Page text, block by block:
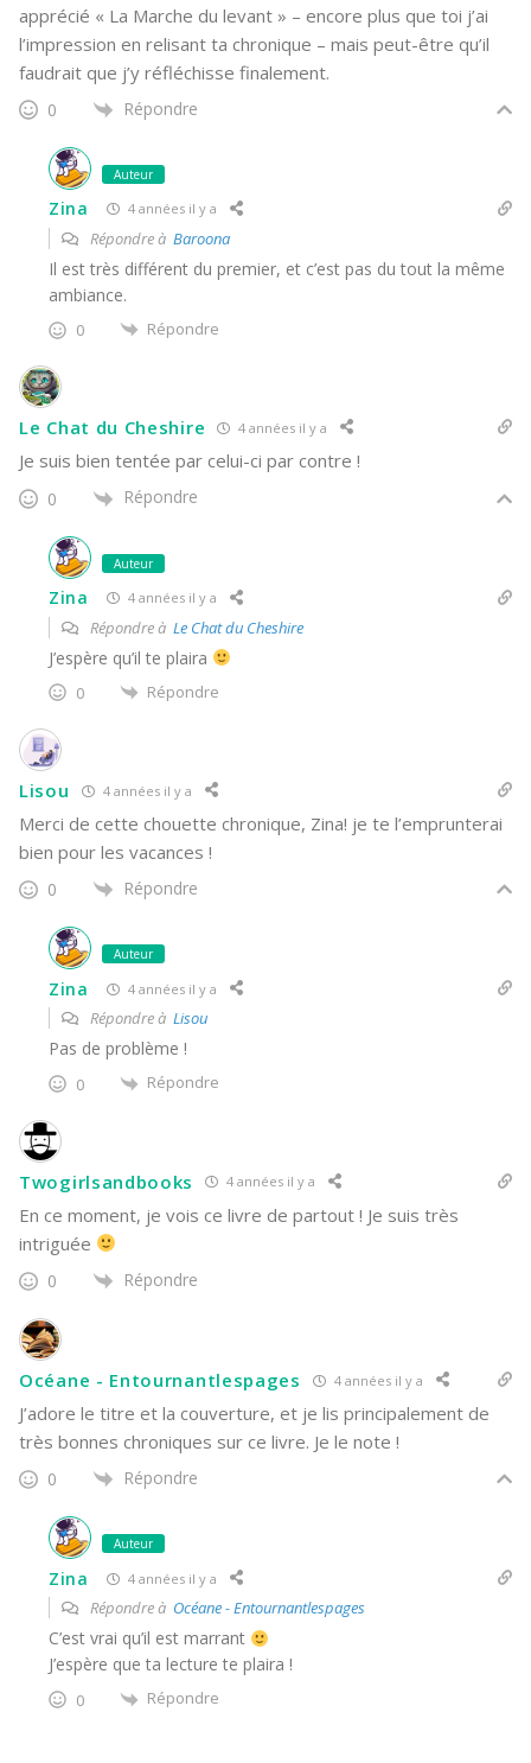
apprécié « La Marche du levant » – encore plus que toi j’ai
l’impression en relisant ta chronique – mais peut-être qu’il
faudrait que j’y réfléchisse finalement.
0 Répondre
Auteur
Zina 4 années il y a
Répondre à Baroona
Il est très différent du premier, et c’est pas du tout la même
ambiance.
0 Répondre
Le Chat du Cheshire 4 années il y a
Je suis bien tentée par celui-ci par contre !
0 Répondre
Auteur
Zina 4 années il y a
Répondre à Le Chat du Cheshire
J’espère qu’il te plaira
0 Répondre
Lisou 4 années il y a
Merci de cette chouette chronique, Zina! je te l’emprunterai
bien pour les vacances !
0 Répondre
Auteur
Zina 4 années il y a
Répondre à Lisou
Pas de problème !
0 Répondre
Twogirlsandbooks 4 années il y a
En ce moment, je vois ce livre de partout ! Je suis très
intriguée
0 Répondre
Océane - Entournantlespages 4 années il y a
J’adore le titre et la couverture, et je lis principalement de
très bonnes chroniques sur ce livre. Je le note !
0 Répondre
Auteur
Zina 4 années il y a
Répondre à Océane - Entournantlespages
C’est vrai qu’il est marrant
J’espère que ta lecture te plaira !
0 Répondre